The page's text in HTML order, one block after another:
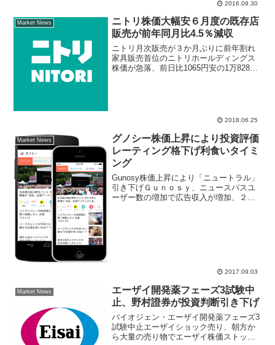
告書を法定提出期限の経過後１か月以内
（平成２８年９月３０日）に提出できな
かったため」で、東...
2016.09.30
Market News
ニトリ株価大幅安６月度の既存店
販売が前年同月比4.5％減収
ニトリ月次販売が３か月ぶりに前年割れ
家具販売首位のニトリホールディングス
株価が急落、前日比1065円安の1万8280
2018.06.25
Market News
グノシー株価上昇により投資評価
レーティング格下げ利食いタイミ
ング
Gunosy株価上昇により「ニュートラル」
引き下げＧｕｎｏｓｙ、ニュースパスユ
ーザー数の増加で広告収入が増加、２０
2017.09.03
Market News
エーザイ開発薬フェーズ3試験中
止、野村證券が投資判断引き下げ
バイオジェン・エーザイ開発薬フェーズ3
試験中止エーザイショック売り、朝方か
ら大量の売り物でエーザイ株価ストップ